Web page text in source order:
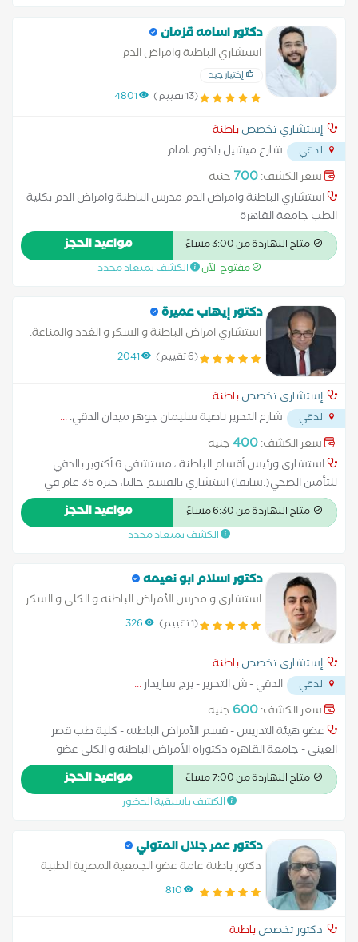
دكتور اسامه قزمان
استشاري الباطنة وامراض الدم
إختيار جيد
(13 تقييم) 4801
إستشاري تخصصباطنة
الدقي شارع ميشيل باخوم ،امام...
سعر الكشف:700 جنيه
استشاري الباطنة وامراض الدم مدرس الباطنة وامراض الدم بكلية
الطب جامعة القاهرة
متاح النهاردة من 3:00 مساءً مواعيد الحجز
مفتوح الآن الكشف بميعاد محدد
دكتور إيهاب عميرة
استشاري امراض الباطنة و السكر و الغدد والمناعة.
(6 تقييم) 2041
إستشاري تخصصباطنة
الدقي شارع التحرير ناصية سليمان جوهر ميدان الدقي....
سعر الكشف:400جنيه
استشاري ورئيس أقسام الباطنة ، مستشفي 6 أكتوبر بالدقي
للتأمين الصحي(.سابقا) استشاري بالقسم حاليا، خبرة 35 عام في
علاج وتشخيص ضغط الدم و مضاعفاته وعلاج السكر مع وضع
النظام الحياتي والدوائي المناسب و علاج وتشخيص اضطرابات الغدد
و فقر الدم و تشخيص انواعه و علاج وتشخيص ومتابعة امراض
ضع النظام الغذائي و الدوائي المناسب و متابعة وعلاج امراض
السمنة و مضاعفاتها و وضع نظام غذائي و علاجي لضبط الوزن و
علاج ومتابعة امراض النشاط الروماتيزمي و المناعي والعلاج بالبلازما
الذاتية للمريض للمفاصل و الآلام المزمنة باجزاء الجسم المختلفة
متاح النهاردة من 6:30 مساءً مواعيد الحجز
الكشف بميعاد محدد
دكتور اسلام ابو نعيمه
استشارى و مدرس الأمراض الباطنه و الكلى و السكر
- كلية طب قصر العينى - جامعة القاهره
(1 تقييم) 326
إستشاري تخصصباطنة
الدقي الدقي - ش التحرير - برج ساريدار...
سعر الكشف:600 جنيه
عضو هيئة التدريس - قسم الأمراض الباطنه - كلية طب قصر
العينى - جامعة القاهره دكتوراه الأمراض الباطنه و الكلى عضو
الجمعيه المصريه للأمراض الباطنه و السكر عضو الجمعيه المصريه
لأمراض و زراعة الكلى عضو الجمعيه الاوروبيه لأمراض و زراعة الكلى
استشارى بمستشفى السلام الدولى بالمعادى
متاح النهاردة من 7:00 مساءً مواعيد الحجز
الكشف باسبقية الحضور
دكتور عمر جلال المتولي
دكتور باطنة عامة عضو الجمعية المصرية الطبية
810
دكتور تخصصباطنة